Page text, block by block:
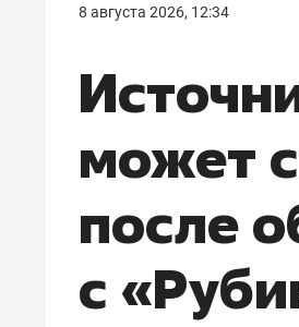
8 августа 2026, 12:34
может
после
с